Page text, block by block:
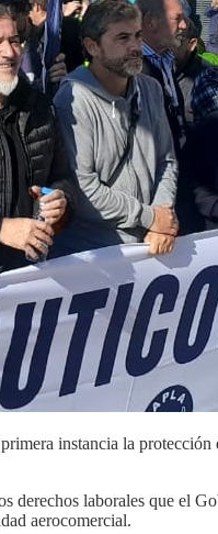
instancia la
laborales que el
aerocomercial.